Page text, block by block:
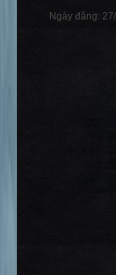
Ngày đăng: